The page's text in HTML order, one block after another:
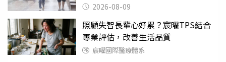
2026-08-09
照顧失智長輩心好累？宸曜TPS結合
專業評估，改善生活品質
宸曜國際醫療體系